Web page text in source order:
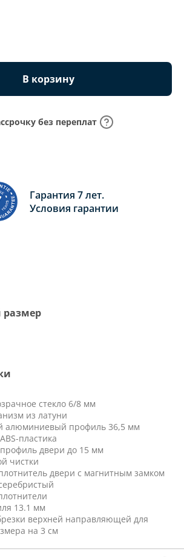
В корзину
без переплат
Гарантия 7 лет.
Условия гарантии
стекло 6/8 мм
из латуни
алюминиевый профиль 36,5 мм
пластика
двери до 15 мм
чистки
двери с магнитным замком
13.1 мм
верхней направляющей для
на 3 см